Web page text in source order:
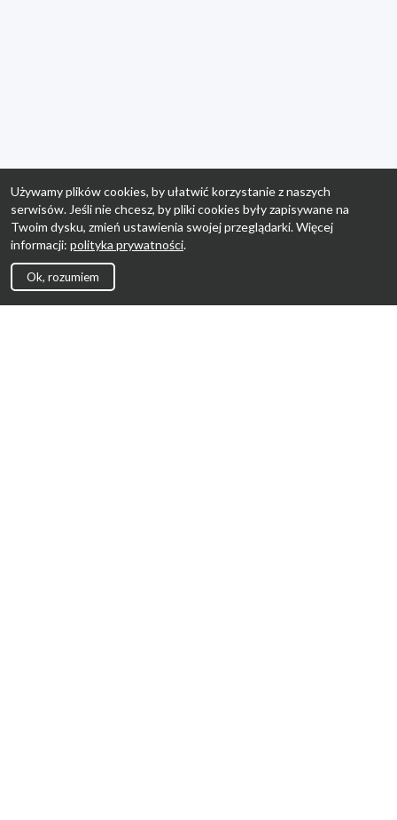
Używamy plików cookies, by ułatwić korzystanie z naszych
serwisów. Jeśli nie chcesz, by pliki cookies były zapisywane na
Twoim dysku, zmień ustawienia swojej przeglądarki. Więcej
informacji: polityka prywatności.
Ok, rozumiem